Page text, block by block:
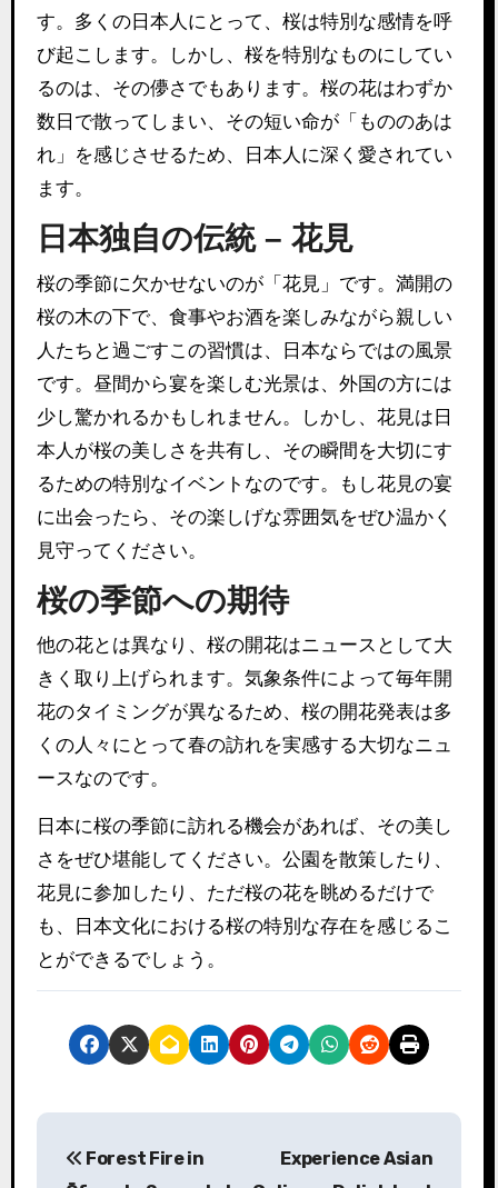
す。多くの日本人にとって、桜は特別な感情を呼
び起こします。しかし、桜を特別なものにしてい
るのは、その儚さでもあります。桜の花はわずか
数日で散ってしまい、その短い命が「もののあは
れ」を感じさせるため、日本人に深く愛されてい
ます。
日本独自の伝統 – 花見
桜の季節に欠かせないのが「花見」です。満開の
桜の木の下で、食事やお酒を楽しみながら親しい
人たちと過ごすこの習慣は、日本ならではの風景
です。昼間から宴を楽しむ光景は、外国の方には
少し驚かれるかもしれません。しかし、花見は日
本人が桜の美しさを共有し、その瞬間を大切にす
るための特別なイベントなのです。もし花見の宴
に出会ったら、その楽しげな雰囲気をぜひ温かく
見守ってください。
桜の季節への期待
他の花とは異なり、桜の開花はニュースとして大
きく取り上げられます。気象条件によって毎年開
花のタイミングが異なるため、桜の開花発表は多
くの人々にとって春の訪れを実感する大切なニュ
ースなのです。
日本に桜の季節に訪れる機会があれば、その美し
さをぜひ堪能してください。公園を散策したり、
花見に参加したり、ただ桜の花を眺めるだけで
も、日本文化における桜の特別な存在を感じるこ
とができるでしょう。
稿
Forest Fire in
Experience Asian